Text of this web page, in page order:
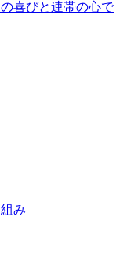
喜びと連帯の心で
み